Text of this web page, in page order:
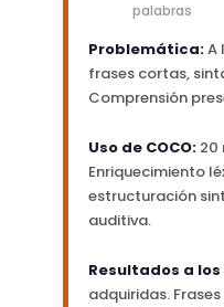
palabras
Problemática:A
frases cortas,
Comprensión
Uso de COCO:20
Enriquecimiento
estructuración
auditiva.
Resultados a los
adquiridas.